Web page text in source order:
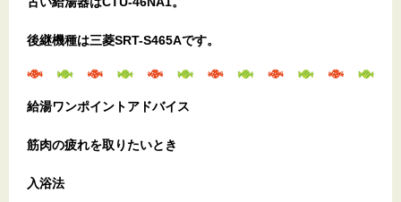
後継機種は三菱SRT-S465Aです。
給湯ワンポイントアドバイス
筋肉の疲れを取りたいとき
入浴法